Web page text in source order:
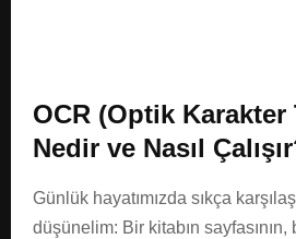
OCR (Optik Karakter
Nedir ve Nasıl
Günlük hayatımızda sıkça
düşünelim: Bir kitabın